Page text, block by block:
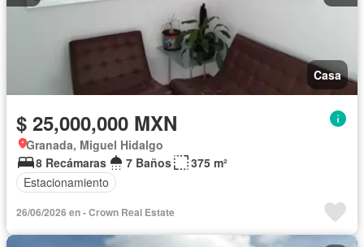
Casa
$ 25,000,000 MXN
Granada, Miguel Hidalgo
8 Recámaras
7 Baños
375 m²
Estacionamiento
26/06/2026 en - Crown Real Estate